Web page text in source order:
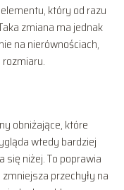
który od razu
zmiana ma jednak
na nierównościach,
obniżające, które
wtedy bardziej
się niżej. To poprawia
przechyły na